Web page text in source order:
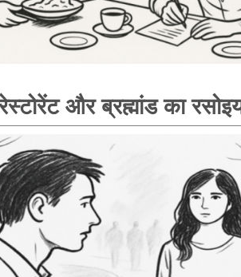
और ब्रह्मांड का